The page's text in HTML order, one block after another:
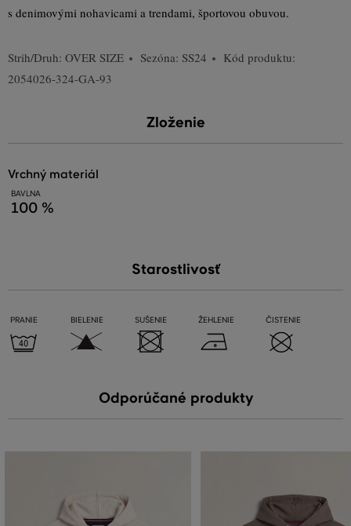
s denimovými nohavicami a trendami, športovou obuvou.
Strih/Druh: OVER SIZE Sezóna: SS24
Kód produktu:
2054026-324-GA-93
Zloženie
vrchný materiál
BAVLNA
100 %
Starostlivosť
PRANIE BIELENIE SUŠENIE ŽEHLENIE ČISTENIE
Odporúčané produkty